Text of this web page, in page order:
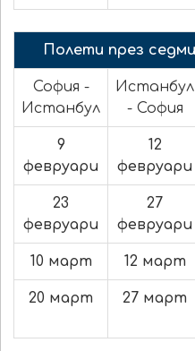
Полети през
София -
Истанбул
Истанбул
- София
9
февруари
12
февруари
23
февруари
27
февруари
10 март 12 март
20 март 27 март